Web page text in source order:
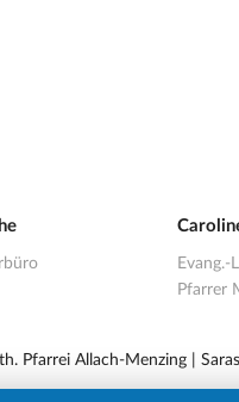
Evang.-
Pfarrer
Pfarrei Allach-Menzing |